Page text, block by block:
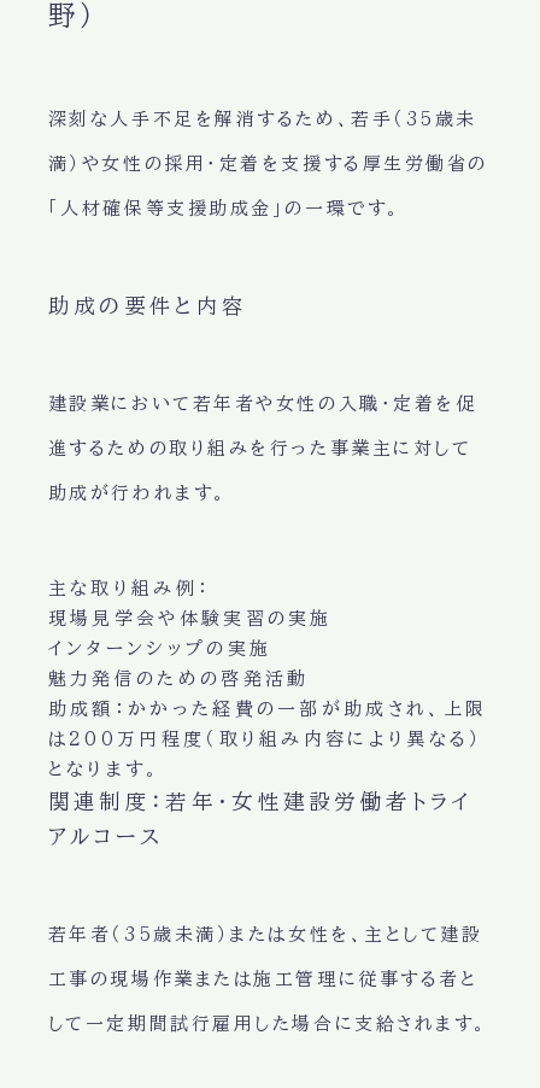
野）
深刻な人手不足を解消するため、若手（35歳未
満）や女性の採用・定着を支援する厚生労働省の
「人材確保等支援助成金」の一環です。
助成の要件と内容
建設業において若年者や女性の入職・定着を促
進するための取り組みを行った事業主に対して
助成が行われます。
主な取り組み例 ：
現場見学会や体験実習の実施
インターンシップの実施
魅力発信のための啓発活動
助成額 ：かかった経費の一部が助成され、上限
は200万円程度（取り組み内容により異なる）
となります。
関連制度：若年・女性建設労働者トライ
アルコース
若年者（35歳未満）または女性を、主として建設
工事の現場作業または施工管理に従事する者と
して一定期間試行雇用した場合に支給されます。